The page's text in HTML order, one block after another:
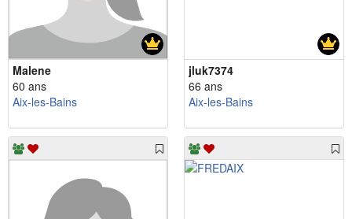
Malene
60 ans
Aix-les-Bains
jluk7374
66 ans
Aix-les-Bains